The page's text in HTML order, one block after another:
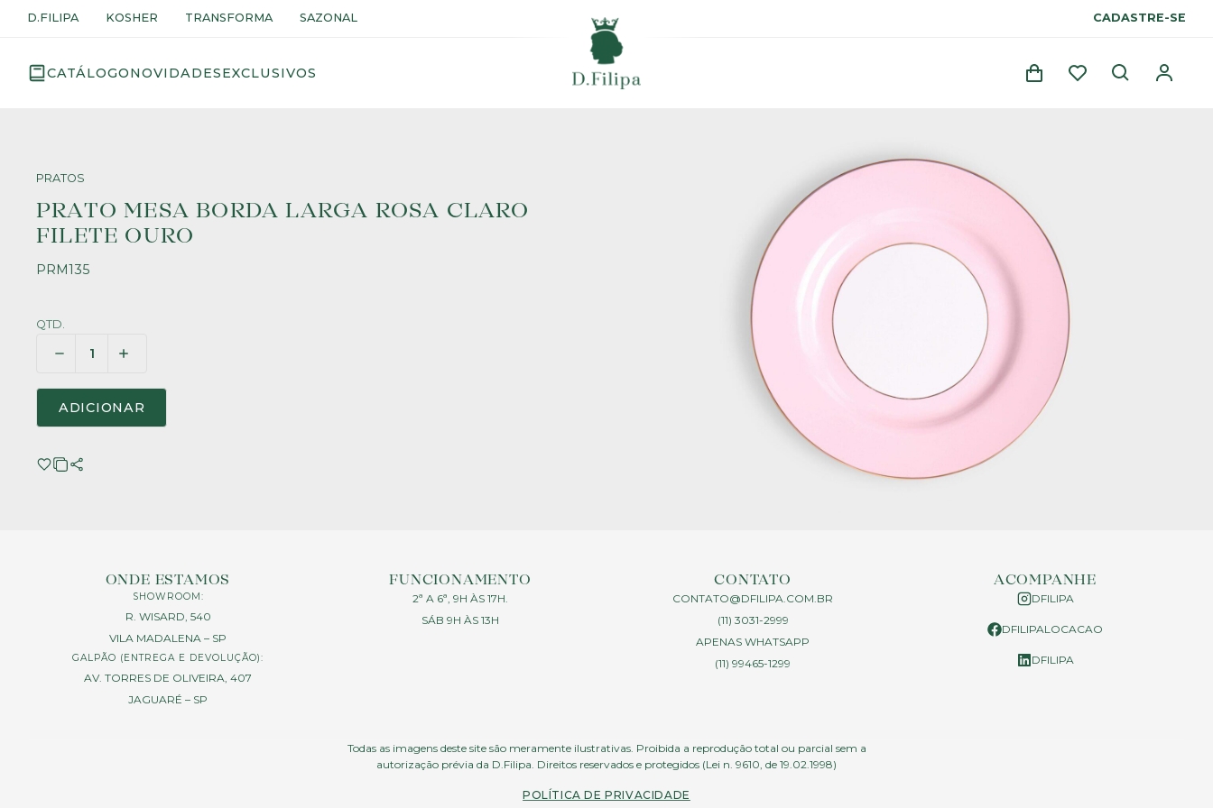
D.FILIPA KOSHER TRANSFORMA SAZONAL CADASTRE-SE
CATÁLOGONOVIDADESEXCLUSIVOS
PRATOS
PRATO MESA BORDA LARGA ROSA CLARO
FILETE OURO
PRM135
QTD.
ADICIONAR
ONDE ESTAMOS
SHOWROOM:
R. WISARD, 540
VILA MADALENA – SP
GALPÃO (ENTREGA E DEVOLUÇÃO):
AV. TORRES DE OLIVEIRA, 407
JAGUARÉ – SP
FUNCIONAMENTO
2ª A 6ª, 9H ÀS 17H.
SÁB 9H ÀS 13H
CONTATO
CONTATO@DFILIPA.COM.BR
(11) 3031-2999
APENAS WHATSAPP
(11) 99465-1299
ACOMPANHE
DFILIPA
DFILIPALOCACAO
DFILIPA
Todas as imagens deste site são meramente ilustrativas. Proibida a reprodução total ou parcial sem a
autorização prévia da D.Filipa. Direitos reservados e protegidos (Lei n. 9610, de 19.02.1998)
POLÍTICA DE PRIVACIDADE